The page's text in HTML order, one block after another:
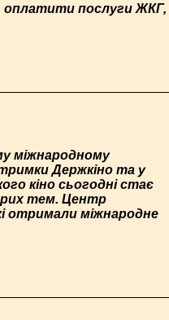
оплатити послуги ЖКГ,
міжнародному
Держкіно та у
кіно сьогодні стає
тем. Центр
отримали міжнародне